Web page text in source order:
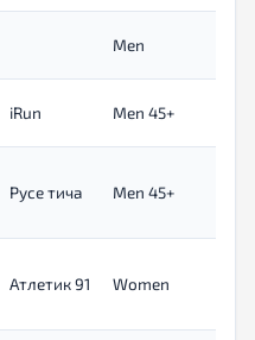
Men
iRun Men 45+
Русе тича Men 45+
Атлетик 91 Women